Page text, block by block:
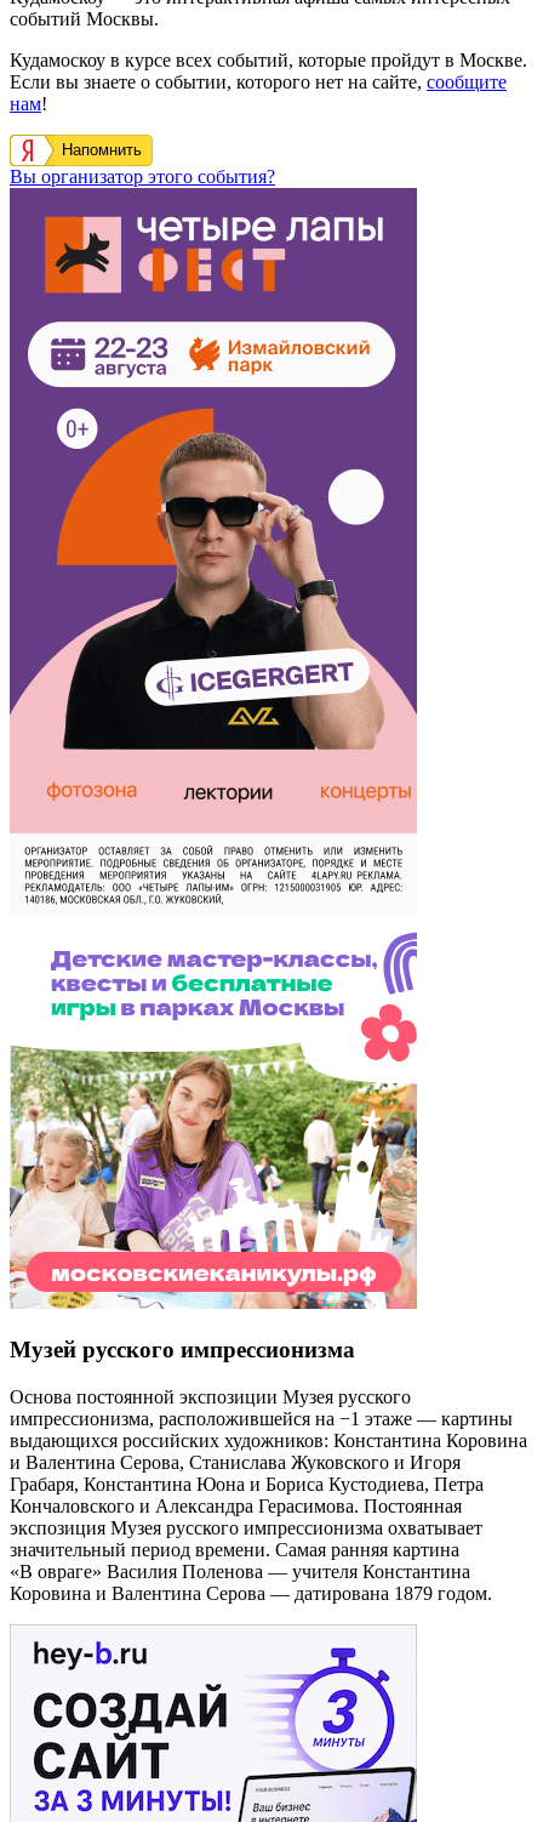
событий Москвы.
Кудамоскоу в курсе всех событий, которые пройдут в Москве.
Если вы знаете о событии, которого нет на сайте, сообщите
нам!
Напомнить
Вы организатор этого события?
Музей русского импрессионизма
Основа постоянной экспозиции Музея русского
импрессионизма, расположившейся на −1 этаже — картины
выдающихся российских художников: Константина Коровина
и Валентина Серова, Станислава Жуковского и Игоря
Грабаря, Константина Юона и Бориса Кустодиева, Петра
Кончаловского и Александра Герасимова. Постоянная
экспозиция Музея русского импрессионизма охватывает
значительный период времени. Самая ранняя картина
«В овраге» Василия Поленова — учителя Константина
Коровина и Валентина Серова — датирована 1879 годом.